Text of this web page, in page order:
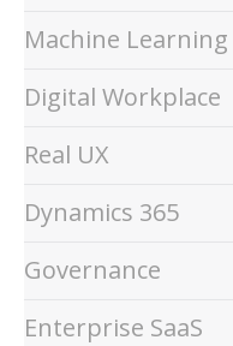
Machine Learning
Digital Workplace
Real UX
Dynamics 365
Governance
Enterprise SaaS